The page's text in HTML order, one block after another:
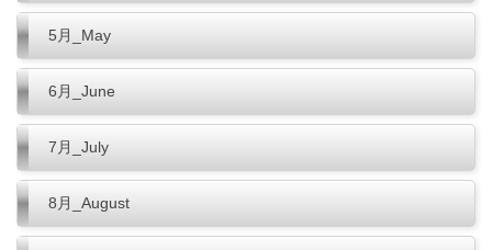
5月_May
6月_June
7月_July
8月_August